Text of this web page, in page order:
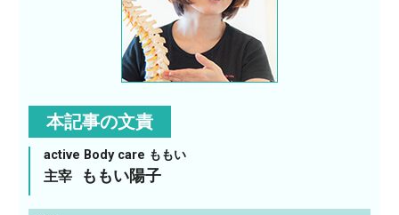
本記事の文責
active Body care ももい
主宰 ももい陽子